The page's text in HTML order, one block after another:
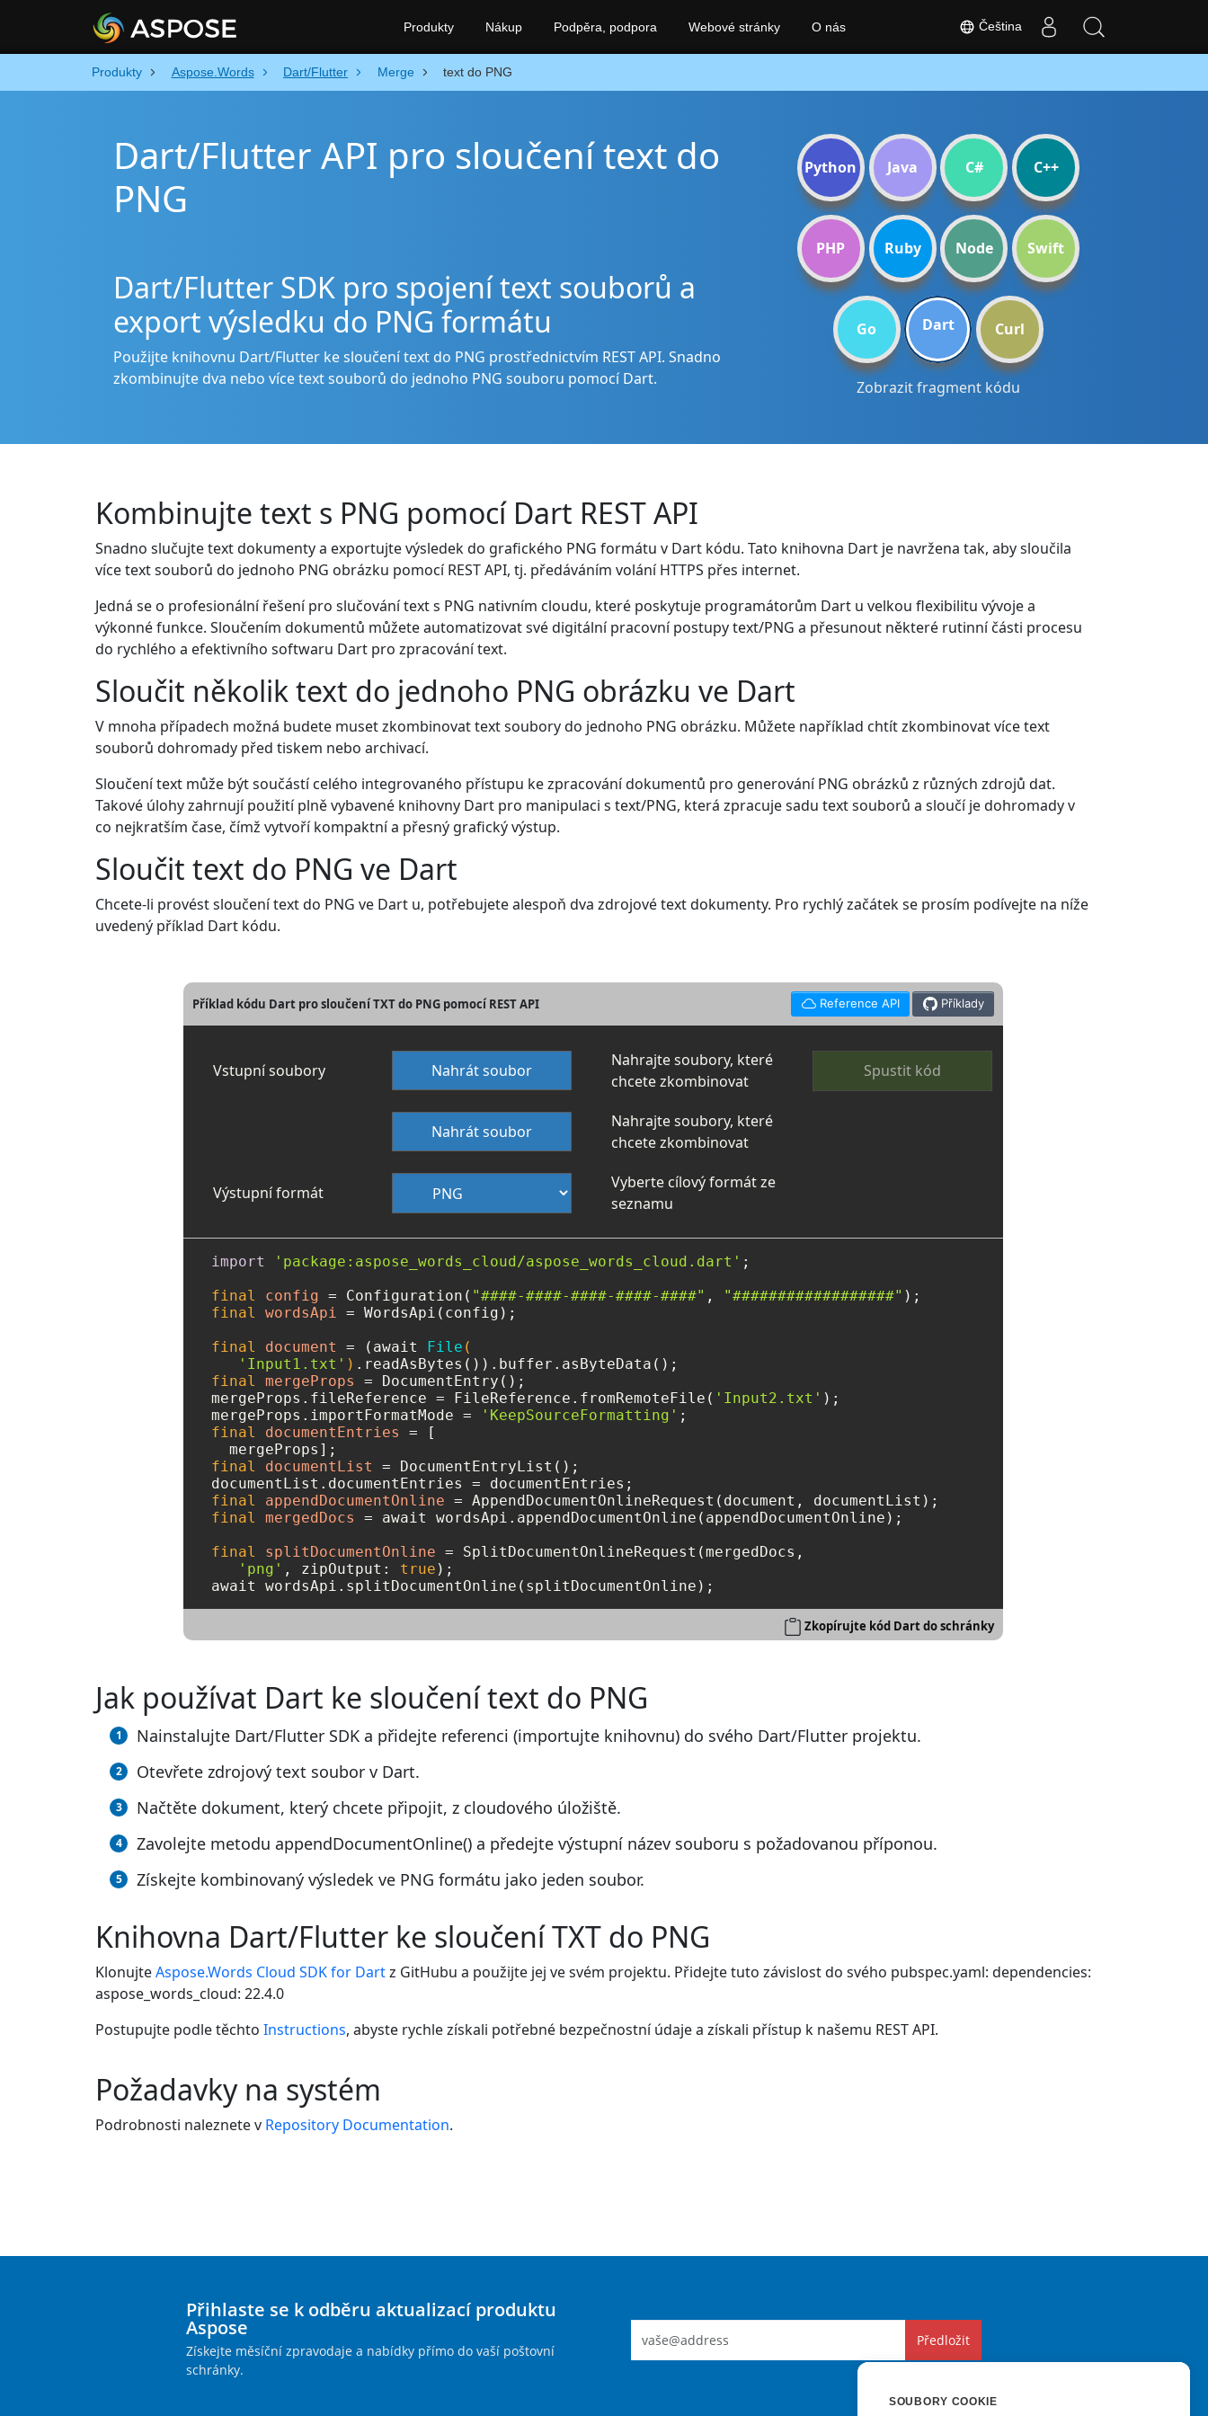
Produkty Aspose.Words Dart/Flutter Merge text do PNG
Dart/Flutter API pro sloučení text do
PNG
Dart/Flutter SDK pro spojení text souborů a
export výsledku do PNG formátu
Použijte knihovnu Dart/Flutter ke sloučení text do PNG prostřednictvím REST API. Snadno
zkombinujte dva nebo více text souborů do jednoho PNG souboru pomocí Dart.
Python Java C# C++
PHP Ruby Node Swift
Go Dart Curl
Zobrazit fragment kódu
Kombinujte text s PNG pomocí Dart REST API
Snadno slučujte text dokumenty a exportujte výsledek do grafického PNG formátu v Dart kódu. Tato knihovna Dart je navržena tak, aby sloučila
více text souborů do jednoho PNG obrázku pomocí REST API, tj. předáváním volání HTTPS přes internet.
Jedná se o profesionální řešení pro slučování text s PNG nativním cloudu, které poskytuje programátorům Dart u velkou flexibilitu vývoje a
výkonné funkce. Sloučením dokumentů můžete automatizovat své digitální pracovní postupy text/PNG a přesunout některé rutinní části procesu
do rychlého a efektivního softwaru Dart pro zpracování text.
Sloučit několik text do jednoho PNG obrázku ve Dart
V mnoha případech možná budete muset zkombinovat text soubory do jednoho PNG obrázku. Můžete například chtít zkombinovat více text
souborů dohromady před tiskem nebo archivací.
Sloučení text může být součástí celého integrovaného přístupu ke zpracování dokumentů pro generování PNG obrázků z různých zdrojů dat.
Takové úlohy zahrnují použití plně vybavené knihovny Dart pro manipulaci s text/PNG, která zpracuje sadu text souborů a sloučí je dohromady v
co nejkratším čase, čímž vytvoří kompaktní a přesný grafický výstup.
Sloučit text do PNG ve Dart
Chcete-li provést sloučení text do PNG ve Dart u, potřebujete alespoň dva zdrojové text dokumenty. Pro rychlý začátek se prosím podívejte na níže
uvedený příklad Dart kódu.
Příklad kódu Dart pro sloučení TXT do PNG pomocí REST API Reference API Příklady
Vstupní soubory Nahrát soubor
Nahrajte soubory, které
chcete zkombinovat
Spustit kód
Nahrát soubor
Nahrajte soubory, které
chcete zkombinovat
Výstupní formát
Vyberte cílový formát ze
seznamu
import 'package:aspose_words_cloud/aspose_words_cloud.dart' ;
final
config = Configuration( "####-####-####-####-####" , "##################"
final
wordsApi = WordsApi(config);
final
document = (await File (
'Input1.txt' )
final
mergeProps = DocumentEntry();
mergeProps.fileReference = FileReference.fromRemoteFile( 'Input2.txt' );
mergeProps.importFormatMode =
'KeepSourceFormatting'
final
documentEntries = [
final
documentList = DocumentEntryList();
final
appendDocumentOnline =
final
mergedDocs = await wordsApi.appendDocumentOnline(appendDocumentOnline);
final
splitDocumentOnline = SplitDocumentOnlineRequest(mergedDocs,
'png' , zipOutput: true );
Zkopírujte kód Dart do schránky
Jak používat Dart ke sloučení text do PNG
Nainstalujte Dart/Flutter SDK a přidejte referenci (importujte knihovnu) do svého Dart/Flutter projektu.
Otevřete zdrojový text soubor v Dart.
Načtěte dokument, který chcete připojit, z cloudového úložiště.
Zavolejte metodu appendDocumentOnline() a předejte výstupní název souboru s požadovanou příponou.
Získejte kombinovaný výsledek ve PNG formátu jako jeden soubor.
Knihovna Dart/Flutter ke sloučení TXT do PNG
KlonujteAspose.Words Cloud SDK for Dartz GitHubu a použijte jej ve svém projektu. Přidejte tuto závislost do svého pubspec.yaml: dependencies:
aspose_words_cloud: 22.4.0
Postupujte podle těchto Instructions, abyste rychle získali potřebné bezpečnostní údaje a získali přístup k našemu REST API.
Požadavky na systém
Podrobnosti naleznete v Repository Documentation.
Čeština
Produkty Nákup Podpěra, podpora Webové stránky O nás
Přihlaste se k odběru aktualizací produktu
Aspose
Získejte měsíční zpravodaje a nabídky přímo do vaší poštovní
schránky.
Předložit
SOUBORY COOKIE